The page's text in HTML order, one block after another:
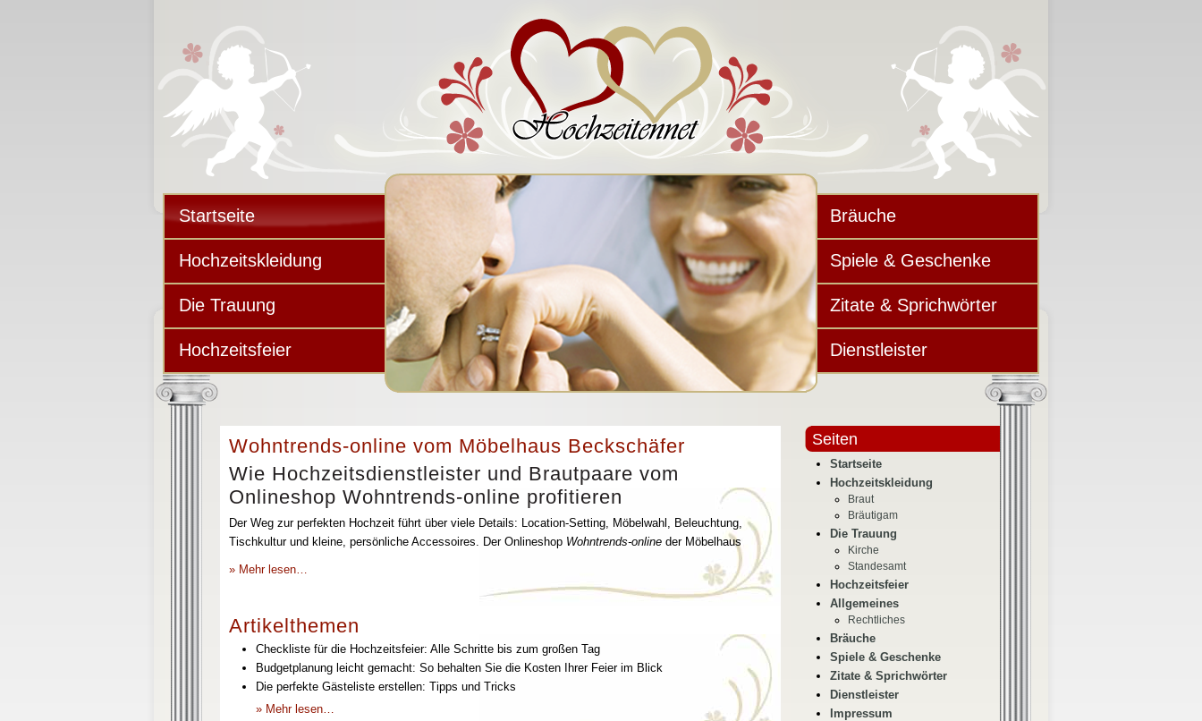
Startseite
Hochzeitskleidung
Die Trauung
Hochzeitsfeier
Bräuche
Spiele & Geschenke
Zitate & Sprichwörter
Dienstleister
Wohntrends-online vom Möbelhaus Beckschäfer
Wie Hochzeitsdienstleister und Brautpaare vom
Onlineshop Wohntrends-online profitieren
Der Weg zur perfekten Hochzeit führt über viele Details: Location-Setting, Möbelwahl, Beleuchtung,
Tischkultur und kleine, persönliche Accessoires. Der Onlineshop Wohntrends-online der Möbelhaus
» Mehr lesen…
Artikelthemen
Checkliste für die Hochzeitsfeier: Alle Schritte bis zum großen Tag
Budgetplanung leicht gemacht: So behalten Sie die Kosten Ihrer Feier im Blick
Die perfekte Gästeliste erstellen: Tipps und Tricks
» Mehr lesen…
Seiten
Startseite
Hochzeitskleidung
Braut
Bräutigam
Die Trauung
Kirche
Standesamt
Hochzeitsfeier
Allgemeines
Rechtliches
Bräuche
Spiele & Geschenke
Zitate & Sprichwörter
Dienstleister
Impressum